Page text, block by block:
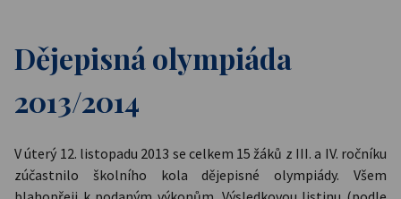
Dějepisná olympiáda
2013/2014
V úterý 12. listopadu 2013 se celkem 15 žáků z III. a IV. ročníku
zúčastnilo školního kola dějepisné olympiády. Všem